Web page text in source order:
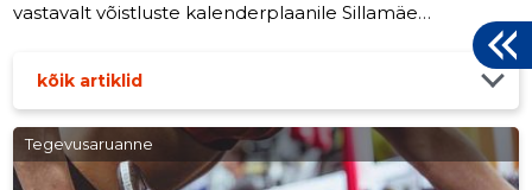
vastavalt võistluste kalenderplaanile Sillamäe
“Koolispordimängud Sillamäel” programmi järgi.
Sillamäe Koolispordi Liidu igapäevast tegevust
korraldab juhatus, mis koosneb kolmest liikmest: Arno
Kaseniit, Margarita Bezko ja Aleksei Sobolev. Koolispordi
kõik artiklid
Tegevusaruanne